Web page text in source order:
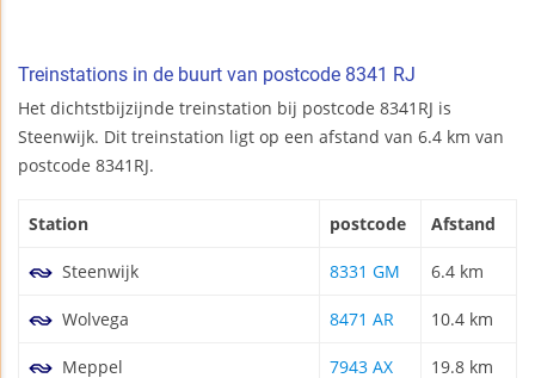
Treinstations in de buurt van postcode 8341 RJ
Het dichtstbijzijnde treinstation bij postcode 8341RJ is
Steenwijk. Dit treinstation ligt op een afstand van 6.4 km van
postcode 8341RJ.
Station postcode Afstand
Steenwijk 8331 GM 6.4 km
Wolvega 8471 AR 10.4 km
Meppel 7943 AX 19.8 km